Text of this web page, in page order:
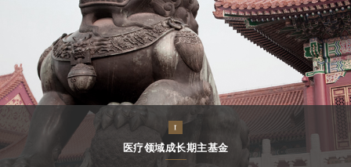
医疗领域成长期主基金